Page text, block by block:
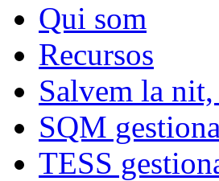
Qui som
Recursos
Salvem la
SQM
TESS